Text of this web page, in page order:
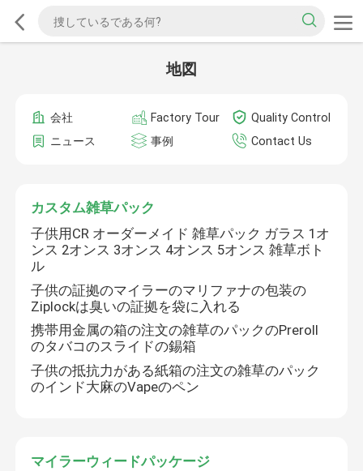
地図
会社 Factory Tour
Quality Control
ニュース
事例 Contact Us
カスタム雑草パック
子供用CR オーダーメイド 雑草パック ガラス 1オ
ンス 2オンス 3オンス 4オンス 5オンス 雑草ボト
ル
子供の証拠のマイラーのマリファナの包装の
Ziplockは臭いの証拠を袋に入れる
携帯用金属の箱の注文の雑草のパックのPreroll
のタバコのスライドの錫箱
子供の抵抗力がある紙箱の注文の雑草のパック
のインド大麻のVapeのペン
マイラーウィードパッケージ